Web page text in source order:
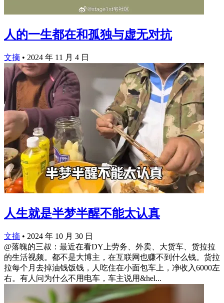
人的一生都在和孤独与虚无对抗
文摘 • 2024 年 11 月 4 日
人生就是半梦半醒不能太认真
文摘 • 2024 年 10 月 30 日
@落魄的三叔：最近在看DY上劳务、外卖、大货车、货拉拉
的生活视频。都不是大博主，在互联网也赚不到什么钱。货拉
拉每个月去掉油钱饭钱，人吃住在小面包车上，净收入6000左
右。有人问为什么不用电车，车主说用&hel...